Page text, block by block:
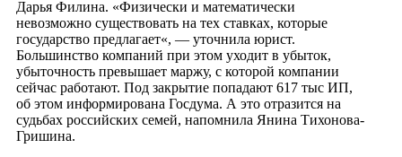
Дарья Филина. «Физически и математически
невозможно существовать на тех ставках, которые
государство предлагает«, — уточнила юрист.
Большинство компаний при этом уходит в убыток,
убыточность превышает маржу, с которой компании
сейчас работают. Под закрытие попадают 617 тыс ИП,
об этом информирована Госдума. А это отразится на
судьбах российских семей, напомнила Янина Тихонова-
Гришина.